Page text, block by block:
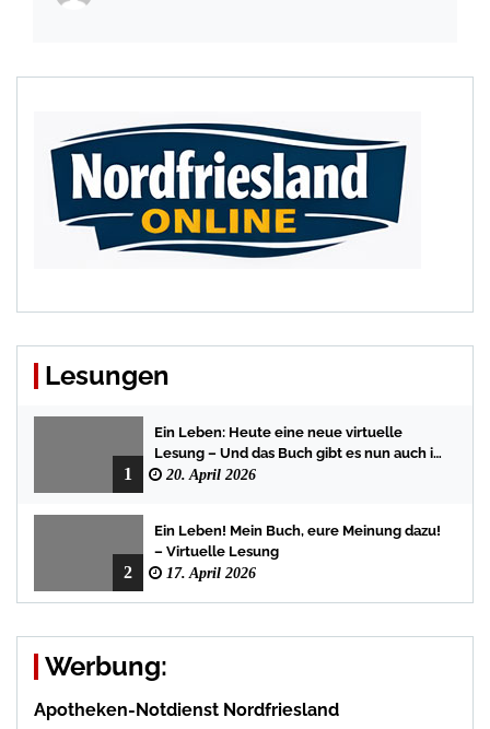
Lesungen
1
Ein Leben: Heute eine neue virtuelle
Lesung – Und das Buch gibt es nun auch in
der Bredstedter Stadtbuchhandlung
20. April 2026
2
Ein Leben! Mein Buch, eure Meinung dazu!
– Virtuelle Lesung
17. April 2026
Werbung:
Apotheken-Notdienst Nordfriesland